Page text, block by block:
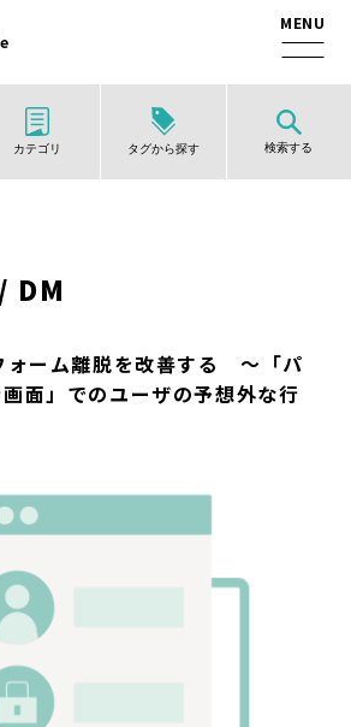
カテゴリ タグから探す 検索する
DM
ォーム離脱を改善する ～「パ
面」でのユーザの予想外な行